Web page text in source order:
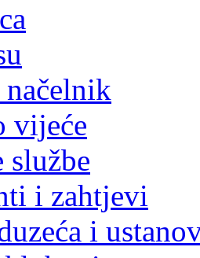
vijeće
službe
i zahtjevi
i